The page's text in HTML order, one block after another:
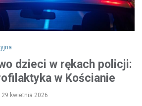
dzieci w rękach policji:
w Kościanie
29 kwietnia 2026